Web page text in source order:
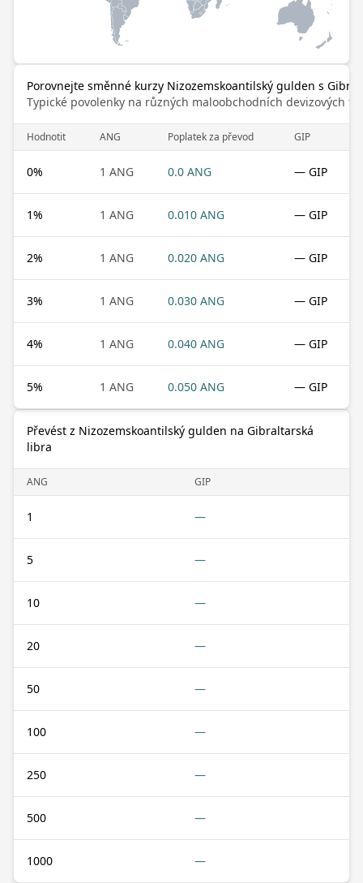
Porovnejte směnné kurzy Nizozemskoantilský gulden s
Typické povolenky na různých maloobchodních devizových
Hodnotit ANG Poplatek za převod GIP
0% 1 ANG 0.0 ANG — GIP
1% 1 ANG 0.010 ANG — GIP
2% 1 ANG 0.020 ANG — GIP
3% 1 ANG 0.030 ANG — GIP
4% 1 ANG 0.040 ANG — GIP
5% 1 ANG 0.050 ANG — GIP
Převést z Nizozemskoantilský gulden na Gibraltarská
libra
ANG GIP
1 —
5 —
10 —
20 —
50 —
100 —
250 —
500 —
1000 —